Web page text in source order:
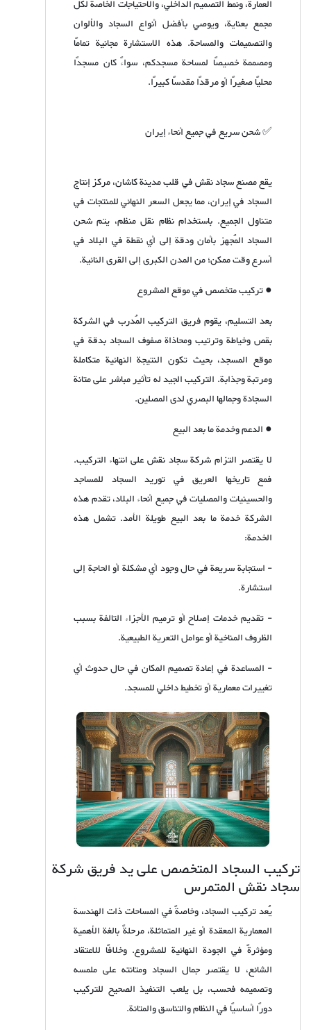
العمارة، ونمط التصميم الداخلي، والاحتياجات الخاصة لكل
مجمع بعناية، ويوصي بأفضل أنواع السجاد والألوان
والتصميمات والمساحة. هذه الاستشارة مجانية تمامًا
ومصممة خصيصًا لمساحة مسجدكم، سواءً كان مسجدًا
محليًا صغيرًا أو مرقدًا مقدسًا كبيرًا.
✅ شحن سريع في جميع أنحاء إيران
يقع مصنع سجاد نقش في قلب مدينة كاشان، مركز إنتاج
السجاد في إيران، مما يجعل السعر النهائي للمنتجات في
متناول الجميع. باستخدام نظام نقل منظم، يتم شحن
السجاد المُجهز بأمان ودقة إلى أي نقطة في البلاد في
أسرع وقت ممكن؛ من المدن الكبرى إلى القرى النائية.
● تركيب متخصص في موقع المشروع
بعد التسليم، يقوم فريق التركيب المُدرب في الشركة
بقص وخياطة وترتيب ومحاذاة صفوف السجاد بدقة في
موقع المسجد، بحيث تكون النتيجة النهائية متكاملة
ومرتبة وجذابة. التركيب الجيد له تأثير مباشر على متانة
السجادة وجمالها البصري لدى المصلين.
● الدعم وخدمة ما بعد البيع
لا يقتصر التزام شركة سجاد نقش على انتهاء التركيب.
فمع تاريخها العريق في توريد السجاد للمساجد
والحسينيات والمصليات في جميع أنحاء البلاد، تقدم هذه
الشركة خدمة ما بعد البيع طويلة الأمد. تشمل هذه
الخدمة:
- استجابة سريعة في حال وجود أي مشكلة أو الحاجة إلى
استشارة.
- تقديم خدمات إصلاح أو ترميم الأجزاء التالفة بسبب
الظروف المناخية أو عوامل التعرية الطبيعية.
- المساعدة في إعادة تصميم المكان في حال حدوث أي
تغييرات معمارية أو تخطيط داخلي للمسجد.
تركيب السجاد المتخصص على يد فريق شركة
سجاد نقش المتمرس
يُعد تركيب السجاد، وخاصةً في المساحات ذات الهندسة
المعمارية المعقدة أو غير المتماثلة، مرحلةً بالغة الأهمية
ومؤثرةً في الجودة النهائية للمشروع. وخلافًا للاعتقاد
الشائع، لا يقتصر جمال السجاد ومتانته على ملمسه
وتصميمه فحسب، بل يلعب التنفيذ الصحيح للتركيب
دورًا أساسيًا في النظام والتناسق والمتانة.